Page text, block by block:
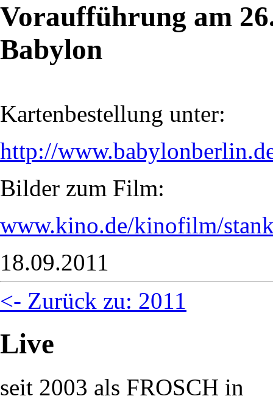
Voraufführung am
Babylon
Kartenbestellung unter:
http://
Bilder zum Film:
www.kino.de/kinofilm/
18.09.2011
<- Zurück zu: 2011
Live
seit 2003 als FROSCH in